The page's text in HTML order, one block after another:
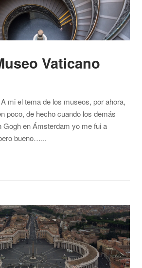
Vaticano
mi el tema de los museos, por ahora,
poco, de hecho cuando los demás
Gogh en Ámsterdam yo me fui a
bueno…...